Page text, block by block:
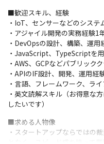
【Owlcare開発環境】
■バージョン管理：GitLab
■フレームワーク：Meteor
■モバイルアプリ：Xcode,
■フロントエンド：
■バックエンド：TypeScript,
Node.js
■インフラ：Linux (Ubuntu
Prometheus, Grafna,
※ 上記に加え、技術選定に携わ
■歓迎スキル、経験
・IoT、センサーなどのシステ
・アジャイル開発の実務経験1
・DevOpsの設計、構築、運用
・JavaScript、TypeScriptを
・AWS、GCPなどパブリック
・APIのIF設計、開発、運用経
・言語、フレームワーク、ラ
・英文読解スキル（お得意な
したいです）
■求める人物像
・スタートアップならではの